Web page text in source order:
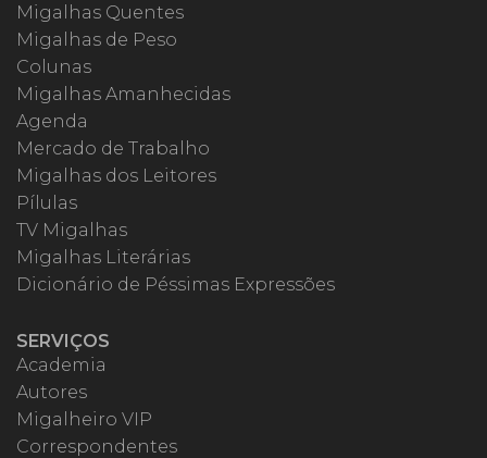
Migalhas Quentes
Migalhas de Peso
Colunas
Migalhas Amanhecidas
Agenda
Mercado de Trabalho
Migalhas dos Leitores
Pílulas
TV Migalhas
Migalhas Literárias
Dicionário de Péssimas Expressões
SERVIÇOS
Academia
Autores
Migalheiro VIP
Correspondentes